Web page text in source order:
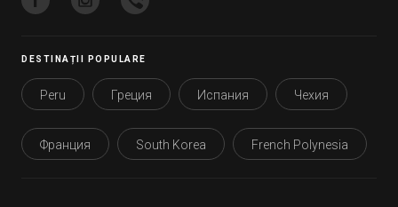
DESTINAȚII POPULARE
Peru Греция Испания Чехия
Франция South Korea French Polynesia